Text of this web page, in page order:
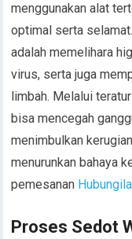
menggunakan alat
optimal serta
adalah memelihara
virus, serta juga
limbah. Melalui
bisa mencegah
menimbulkan
menurunkan bahaya
pemesanan
Proses Sedot